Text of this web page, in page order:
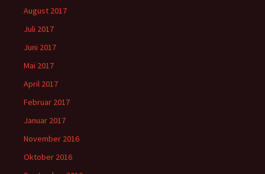
August 2017
Juli 2017
Juni 2017
Mai 2017
April 2017
Februar 2017
Januar 2017
November 2016
Oktober 2016